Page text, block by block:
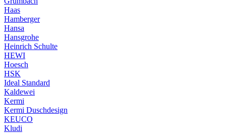
Haas
Hamberger
Hansa
Hansgrohe
Heinrich Schulte
HEWI
Hoesch
HSK
Ideal Standard
Kaldewei
Kermi
Kermi Duschdesign
KEUCO
Kludi